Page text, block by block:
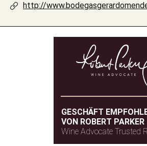
http://
GESCHÄFT
VON ROBERT PARKER
Wine Advocate Trusted